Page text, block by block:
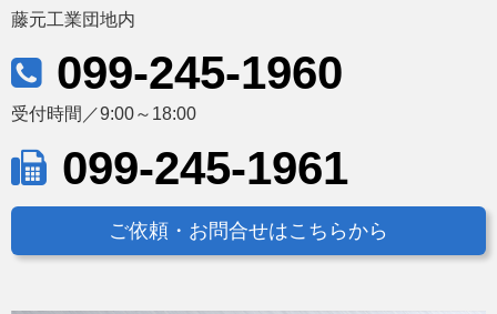
藤元工業団地内
099-245-1960
受付時間／9:00～18:00
099-245-1961
ご依頼・お問合せはこちらから